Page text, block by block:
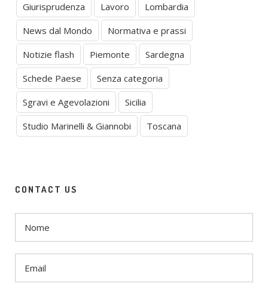
Giurisprudenza
Lavoro
Lombardia
News dal Mondo
Normativa e prassi
Notizie flash
Piemonte
Sardegna
Schede Paese
Senza categoria
Sgravi e Agevolazioni
Sicilia
Studio Marinelli & Giannobi
Toscana
CONTACT US